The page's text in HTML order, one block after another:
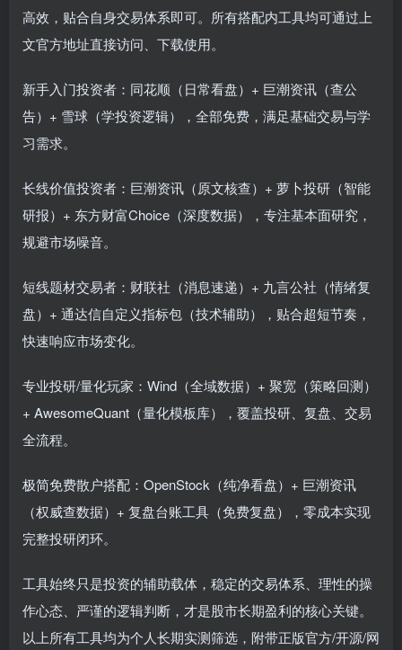
高效，贴合自身交易体系即可。所有搭配内工具均可通过上
文官方地址直接访问、下载使用。
新手入门投资者：同花顺（日常看盘）+ 巨潮资讯（查公
告）+ 雪球（学投资逻辑），全部免费，满足基础交易与学
习需求。
长线价值投资者：巨潮资讯（原文核查）+ 萝卜投研（智能
研报）+ 东方财富Choice（深度数据），专注基本面研究，
规避市场噪音。
短线题材交易者：财联社（消息速递）+ 九言公社（情绪复
盘）+ 通达信自定义指标包（技术辅助），贴合超短节奏，
快速响应市场变化。
专业投研/量化玩家：Wind（全域数据）+ 聚宽（策略回测）
+ AwesomeQuant（量化模板库），覆盖投研、复盘、交易
全流程。
极简免费散户搭配：OpenStock（纯净看盘）+ 巨潮资讯
（权威查数据）+ 复盘台账工具（免费复盘），零成本实现
完整投研闭环。
工具始终只是投资的辅助载体，稳定的交易体系、理性的操
作心态、严谨的逻辑判断，才是股市长期盈利的核心关键。
以上所有工具均为个人长期实测筛选，附带正版官方/开源/网